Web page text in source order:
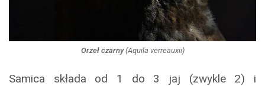
Orzeł czarny(Aquila verreauxii)
Samica składa od 1 do 3 jaj (zwykle 2) i